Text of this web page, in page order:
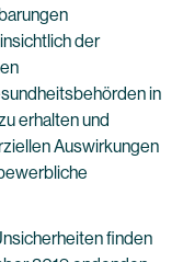
der
in
erhalten und
Auswirkungen
finden